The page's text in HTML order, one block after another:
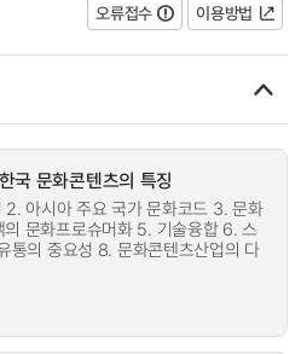
오류접수 이용방법
국 문화콘텐츠의 특징
2. 아시아 주요 국가 문화코드 3. 문화
문화프로슈머화 5. 기술융합 6. 스
통의 중요성 8. 문화콘텐츠산업의 다